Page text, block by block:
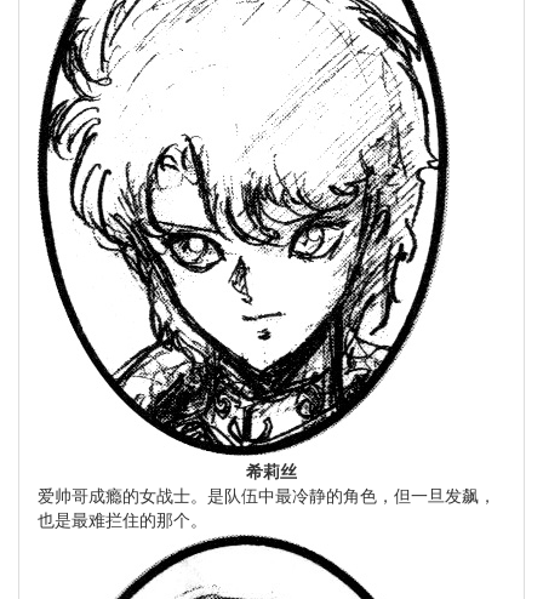
希莉丝
爱帅哥成瘾的女战士。是队伍中最冷静的角色，但一旦发飙，
也是最难拦住的那个。